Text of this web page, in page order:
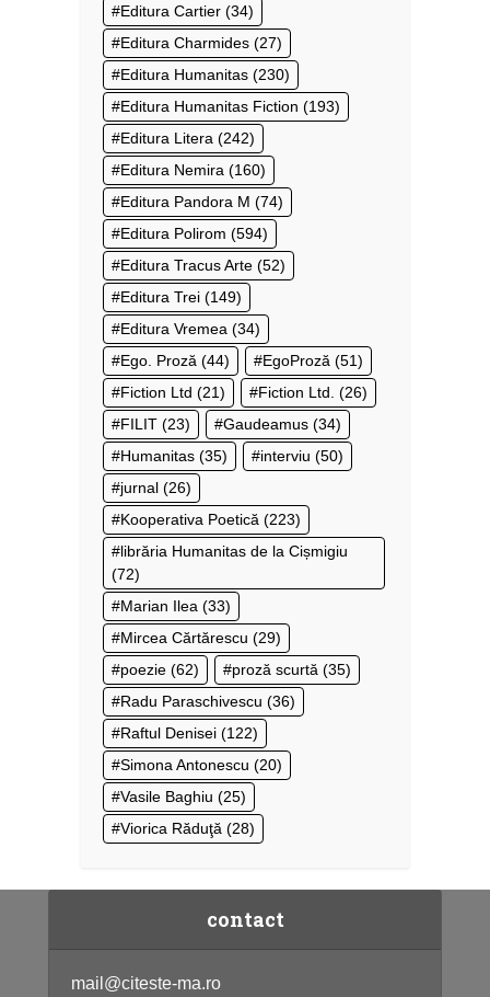
Editura Cartier (34)
Editura Charmides (27)
Editura Humanitas (230)
Editura Humanitas Fiction (193)
Editura Litera (242)
Editura Nemira (160)
Editura Pandora M (74)
Editura Polirom (594)
Editura Tracus Arte (52)
Editura Trei (149)
Editura Vremea (34)
Ego. Proză (44) EgoProză (51)
Fiction Ltd (21) Fiction Ltd. (26)
FILIT (23) Gaudeamus (34)
Humanitas (35) interviu (50)
jurnal (26)
Kooperativa Poetică (223)
librăria Humanitas de la Cișmigiu
(72)
Marian Ilea (33)
Mircea Cărtărescu (29)
poezie (62) proză scurtă (35)
Radu Paraschivescu (36)
Raftul Denisei (122)
Simona Antonescu (20)
Vasile Baghiu (25)
Viorica Răduţă (28)
contact
mail@citeste-ma.ro